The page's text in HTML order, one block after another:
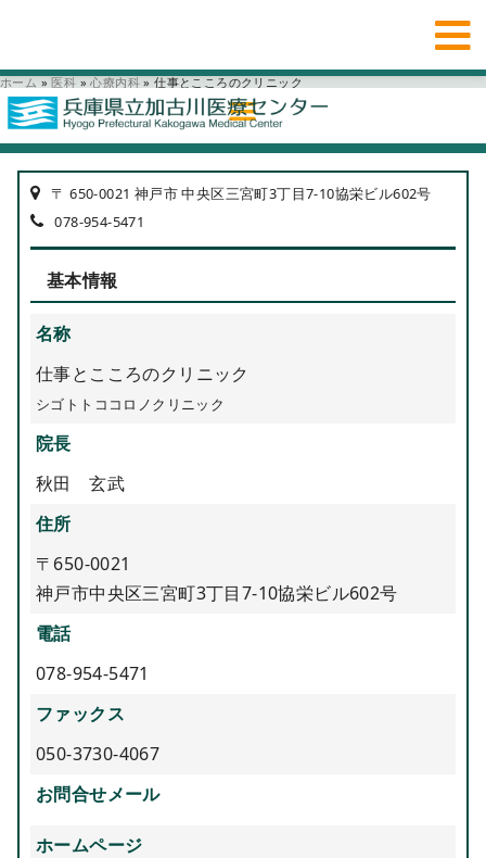
ホーム » 医科 » 心療内科 » 仕事とこころのクリニック
〒 650-0021 神戸市 中央区三宮町3丁目7-10協栄ビル602号
078-954-5471
基本情報
名称
仕事とこころのクリニック
シゴトトココロノクリニック
院長
秋田 玄武
住所
〒650-0021
神戸市中央区三宮町3丁目7-10協栄ビル602号
電話
078-954-5471
ファックス
050-3730-4067
お問合せメール
ホームページ